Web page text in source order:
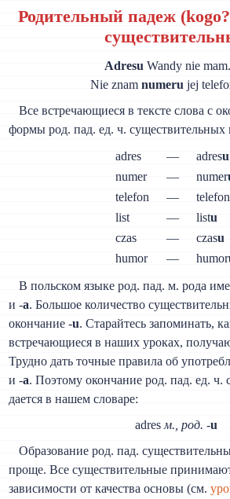
Родительный падеж
Adresu Wandy nie
Nie znam numeru jej
Все встречающиеся в тексте слова с
формы род. пад. ед. ч. существительных
adres
— adresu
numer
— numer
telefon
— telefon
list
— listu
czas
— czasu
humor
— humor
В польском языке род. пад. м. рода
и -a. Большое количество
окончание -u. Старайтесь запоминать,
встречающиеся в наших уроках,
Трудно дать точные правила об
и -a. Поэтому окончание род. пад. ед. ч.
дается в нашем словаре:
adres м., род. -u
Образование род. пад.
проще. Все существительные
зависимости от качества основы (см.